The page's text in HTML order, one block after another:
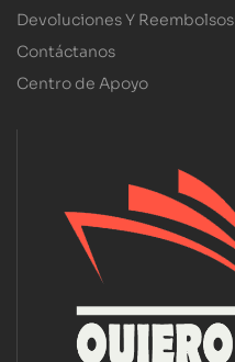
Devoluciones Y Reembolsos
Contáctanos
Centro de Apoyo